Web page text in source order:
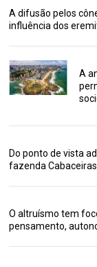
A difusão pelos
influência dos
A
Do ponto de vista
fazenda
O altruísmo tem
pensamento,